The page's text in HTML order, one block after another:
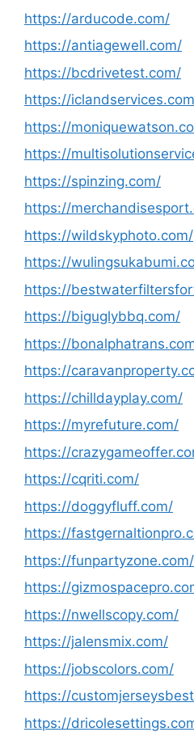
https://arducode.com/
https://antiagewell.com/
https://bcdrivetest.com/
https://
https://
https://
https://spinzing.com/
https://
https://wildskyphoto.com/
https://
https://
https://biguglybbq.com/
https://
https://
https://chilldayplay.com/
https://myrefuture.com/
https://
https://cqriti.com/
https://doggyfluff.com/
https://
https://funpartyzone.com/
https://
https://nwellscopy.com/
https://jalensmix.com/
https://jobscolors.com/
https://
https://